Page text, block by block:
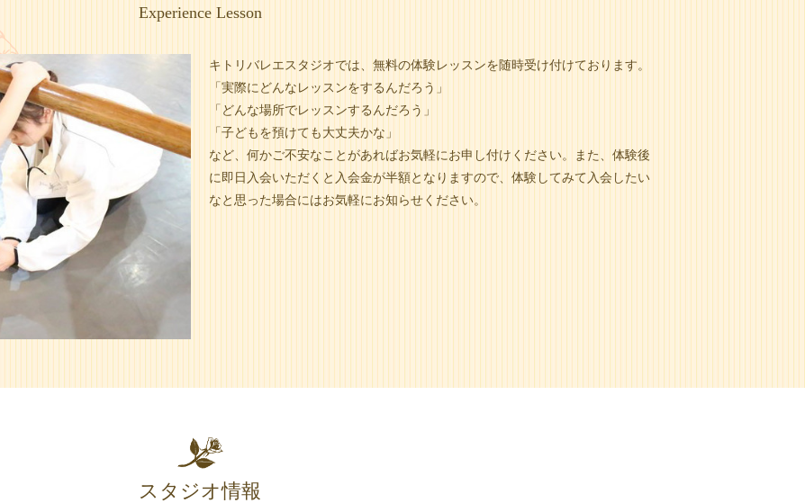
Experience Lesson
キトリバレエスタジオでは、無料の体験レッスンを随時受け付けております。
「実際にどんなレッスンをするんだろう」
「どんな場所でレッスンするんだろう」
「子どもを預けても大丈夫かな」
など、何かご不安なことがあればお気軽にお申し付けください。また、体験後
に即日入会いただくと入会金が半額となりますので、体験してみて入会したい
なと思った場合にはお気軽にお知らせください。
スタジオ情報